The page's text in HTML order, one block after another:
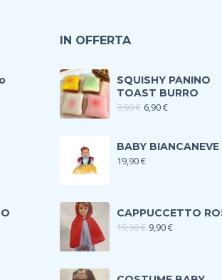
IN OFFERTA
SQUISHY PANINO
TOAST BURRO
9,90€ 6,90€
BABY BIANCANEVE
19,90€
CAPPUCCETTO
19,90€ 9,90€